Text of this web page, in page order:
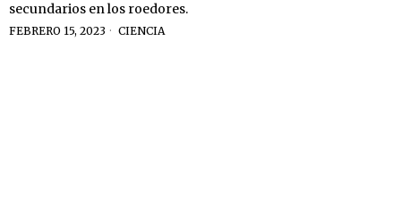
secundarios en los roedores.
FEBRERO 15, 2023 CIENCIA